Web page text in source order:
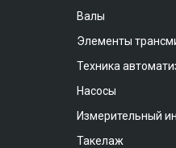
Валы
Элементы
Техника
Насосы
Измерительный
Такелаж